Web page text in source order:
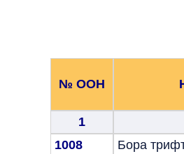
№ ООН
1
1008
Бора